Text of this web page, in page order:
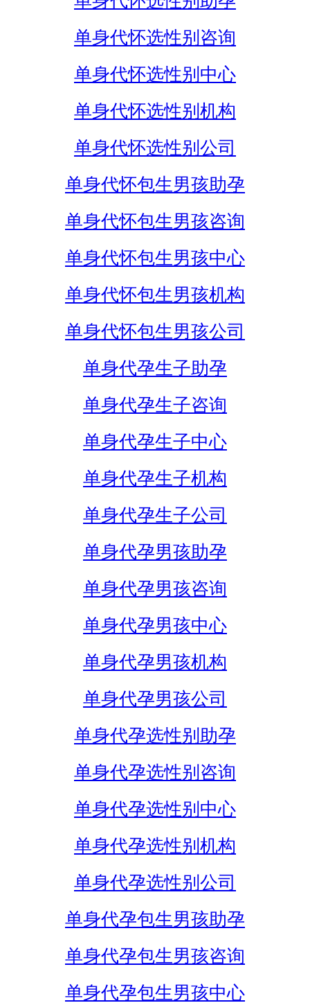
单身代怀选性别咨询
单身代怀选性别中心
单身代怀选性别机构
单身代怀选性别公司
单身代怀包生男孩助孕
单身代怀包生男孩咨询
单身代怀包生男孩中心
单身代怀包生男孩机构
单身代怀包生男孩公司
单身代孕生子助孕
单身代孕生子咨询
单身代孕生子中心
单身代孕生子机构
单身代孕生子公司
单身代孕男孩助孕
单身代孕男孩咨询
单身代孕男孩中心
单身代孕男孩机构
单身代孕男孩公司
单身代孕选性别助孕
单身代孕选性别咨询
单身代孕选性别中心
单身代孕选性别机构
单身代孕选性别公司
单身代孕包生男孩助孕
单身代孕包生男孩咨询
单身代孕包生男孩中心